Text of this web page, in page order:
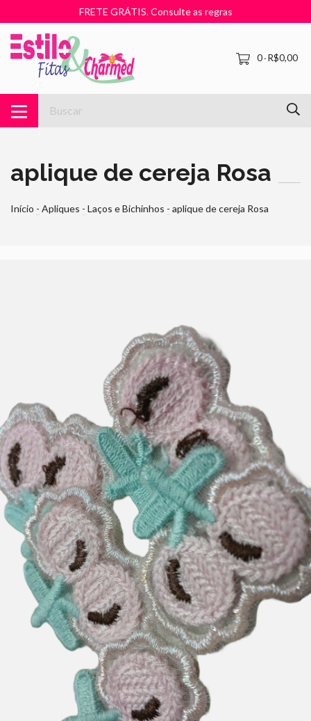
FRETE GRÁTIS. Consulte as regras
0-R$0,00
aplique de cereja Rosa
Início - Apliques - Laços e Bichinhos - aplique de cereja Rosa